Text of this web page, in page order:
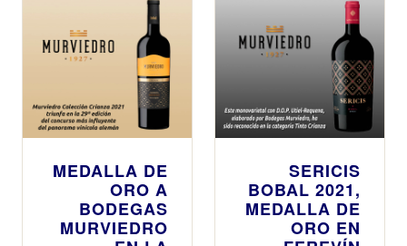
MEDALLA DE
ORO A
BODEGAS
MURVIEDRO
SERICIS
BOBAL 2021,
MEDALLA DE
ORO EN